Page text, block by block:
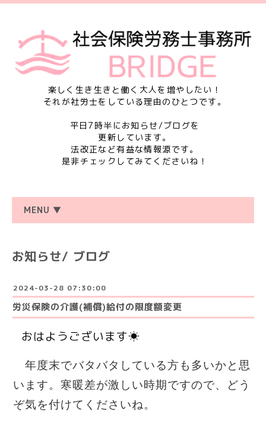
楽しく生き生きと働く大人を増やしたい！
それが社労士をしている理由のひとつです。
平日7時半にお知らせ/ブログを
更新しています。
法改正など有益な情報源です。
是非チェックしてみてくださいね！
MENU ▼
お知らせ/ ブログ
2024-03-28 07:30:00
労災保険の介護(補償)給付の限度額変更
おはようございます☀
年度末でバタバタしている方も多いかと思
います。寒暖差が激しい時期ですので、どう
ぞ気を付けてくださいね。